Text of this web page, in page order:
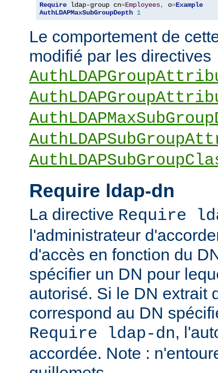
Require ldap-group cn=Employees, o=Example
AuthLDAPMaxSubGroupDepth 1
Le comportement de
modifié par les directives
Require ldap-dn
La directive Require
l'administrateur
d'accès en fonction du
spécifier un DN pour
autorisé. Si le DN extrait
correspond au DN
Require ldap-dn,
accordée. Note :